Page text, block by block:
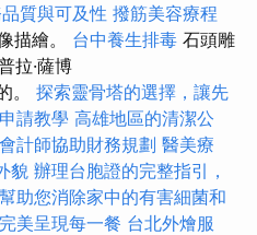
質與可及性 撥筋美容療程
描繪。 台中養生排毒 石頭雕
拉·薩博
。 探索靈骨塔的選擇，讓先
請教學 高雄地區的清潔公
計師協助財務規劃 醫美療
貌 辦理台胞證的完整指引，
助您消除家中的有害細菌和
美呈現每一餐 台北外燴服